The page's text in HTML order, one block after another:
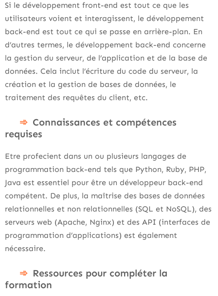
Si le développement front-end est tout ce que les
utilisateurs voient et interagissent, le développement
back-end est tout ce qui se passe en arrière-plan. En
d’autres termes, le développement back-end concerne
la gestion du serveur, de l’application et de la base de
données. Cela inclut l’écriture du code du serveur, la
création et la gestion de bases de données, le
traitement des requêtes du client, etc.
Connaissances et compétences
requises
Etre profecient dans un ou plusieurs langages de
programmation back-end tels que Python, Ruby, PHP,
Java est essentiel pour être un développeur back-end
compétent. De plus, la maîtrise des bases de données
relationnelles et non relationnelles (SQL et NoSQL), des
serveurs web (Apache, Nginx) et des API (interfaces de
programmation d’applications) est également
nécessaire.
Ressources pour compléter la
formation